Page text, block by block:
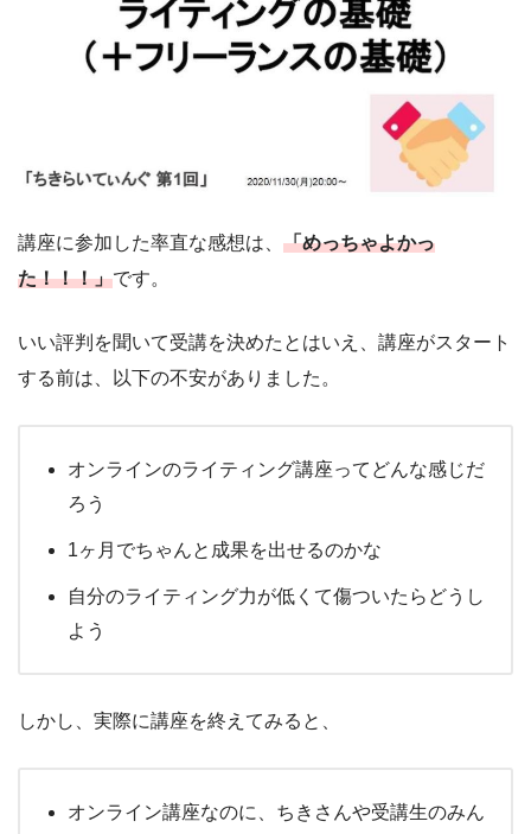
講座に参加した率直な感想は、 「めっちゃよかっ
た！！！」です。
いい評判を聞いて受講を決めたとはいえ、講座がスタート
する前は、以下の不安がありました。
オンラインのライティング講座ってどんな感じだ
ろう
1ヶ月でちゃんと成果を出せるのかな
自分のライティング力が低くて傷ついたらどうし
よう
しかし、実際に講座を終えてみると、
オンライン講座なのに、ちきさんや受講生のみん